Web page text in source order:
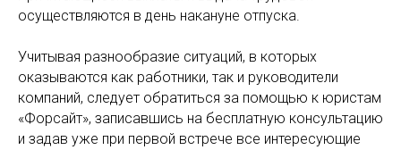
осуществляются в день накануне отпуска.
Учитывая разнообразие ситуаций, в которых
оказываются как работники, так и руководители
компаний, следует обратиться за помощью к юристам
«Форсайт», записавшись на бесплатную консультацию
и задав уже при первой встрече все интересующие